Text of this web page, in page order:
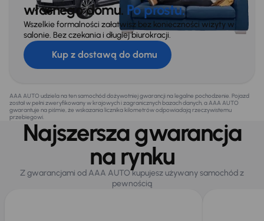
własnego domu. Po prostu.
Wszelkie formalności załatwisz bez konieczności wizyty w
salonie. Bez czekania i długiej biurokracji.
Kup z dostawą do domu
AAA AUTO udziela na ten samochód dożywotniej gwarancji na legalne pochodzenie. Pojazd
został w pełni zweryfikowany w krajowych i zagranicznych bazach danych, a AAA AUTO
gwarantuje na piśmie, że wskazania licznika kilometrów odpowiadają rzeczywistemu
przebiegowi.
Najszersza gwarancja
na rynku
Z gwarancjami od AAA AUTO kupujesz używany samochód z
pewnością